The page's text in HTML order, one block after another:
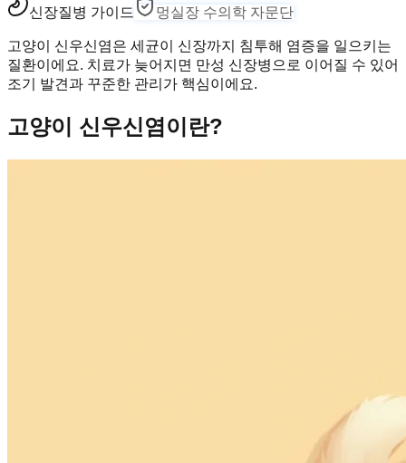
신장질병 가이드 멍실장 수의학 자문단
고양이 신우신염은 세균이 신장까지 침투해 염증을 일으키는
질환이에요. 치료가 늦어지면 만성 신장병으로 이어질 수 있어
조기 발견과 꾸준한 관리가 핵심이에요.
고양이 신우신염이란?